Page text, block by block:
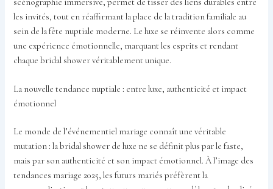
les invités, tout en réaffirmant la place de la tradition familiale au
sein de la fête nuptiale moderne. Le luxe se réinvente alors comme
une expérience émotionnelle, marquant les esprits et rendant
chaque bridal shower véritablement unique.
La nouvelle tendance nuptiale : entre luxe, authenticité et impact
émotionnel
Le monde de l’événementiel mariage connaît une véritable
mutation : la bridal shower de luxe ne se définit plus par le faste,
mais par son authenticité et son impact émotionnel. À l’image des
tendances mariage 2025, les futurs mariés préfèrent la